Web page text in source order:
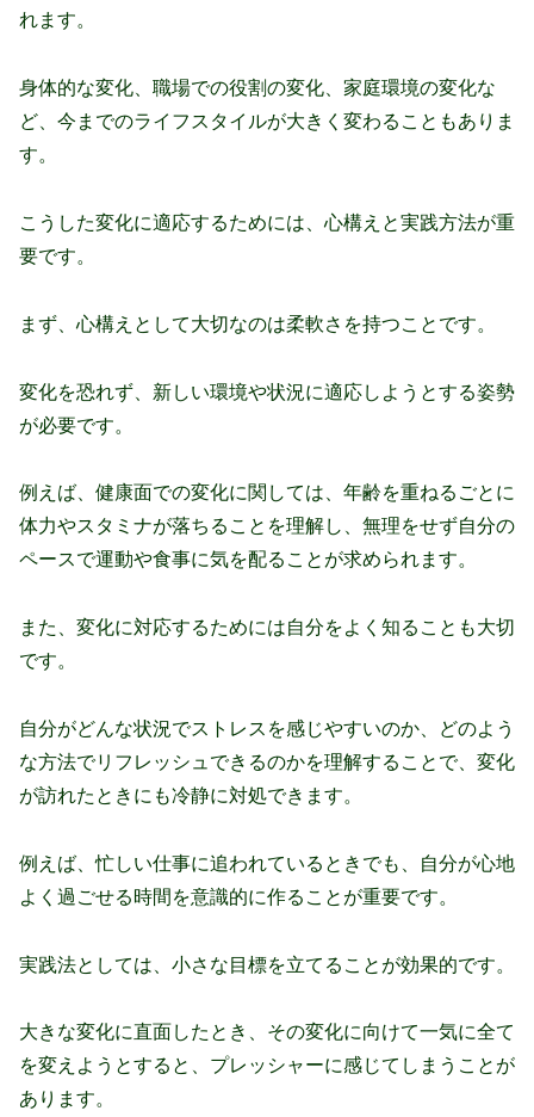
れます。
身体的な変化、職場での役割の変化、家庭環境の変化な
ど、今までのライフスタイルが大きく変わることもありま
す。
こうした変化に適応するためには、心構えと実践方法が重
要です。
まず、心構えとして大切なのは柔軟さを持つことです。
変化を恐れず、新しい環境や状況に適応しようとする姿勢
が必要です。
例えば、健康面での変化に関しては、年齢を重ねるごとに
体力やスタミナが落ちることを理解し、無理をせず自分の
ペースで運動や食事に気を配ることが求められます。
また、変化に対応するためには自分をよく知ることも大切
です。
自分がどんな状況でストレスを感じやすいのか、どのよう
な方法でリフレッシュできるのかを理解することで、変化
が訪れたときにも冷静に対処できます。
例えば、忙しい仕事に追われているときでも、自分が心地
よく過ごせる時間を意識的に作ることが重要です。
実践法としては、小さな目標を立てることが効果的です。
大きな変化に直面したとき、その変化に向けて一気に全て
を変えようとすると、プレッシャーに感じてしまうことが
あります。